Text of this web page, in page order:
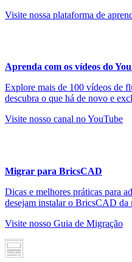
Visite nossa plataforma de
Aprenda com os vídeos do
Explore mais de 100 vídeos de
descubra o que há de novo e
Visite nosso canal no YouTube
Migrar para BricsCAD
Dicas e melhores práticas para
desejam instalar o BricsCAD da
Visite nosso Guia de Migração